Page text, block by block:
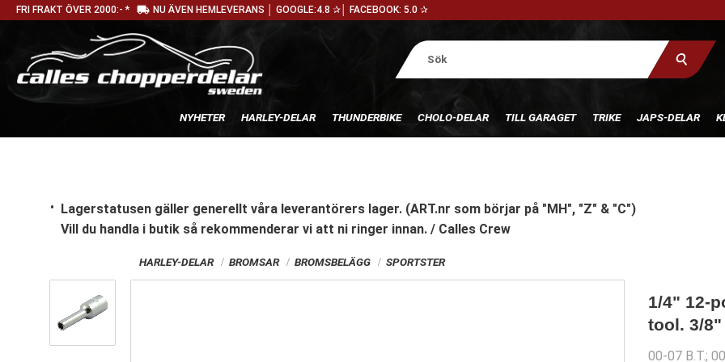
FRI FRAKT ÖVER 2000:- * local_shipping NU ÄVEN HEMLEVERANS │ GOOGLE:4.8 ✰│ FACEBOOK: 5.0 ✰
NYHETER HARLEY-DELAR THUNDERBIKE CHOLO-DELAR TILL GARAGET TRIKE JAPS-DELAR
Lagerstatusen gäller generellt våra leverantörers lager. (ART.nr som börjar på "MH", "Z" & "C")
Vill du handla i butik så rekommenderar vi att ni ringer innan. / Calles Crew
HARLEY-DELAR BROMSAR BROMSBELÄGG SPORTSTER
1/4" 12-
tool. 3/
00-07 B.T.;